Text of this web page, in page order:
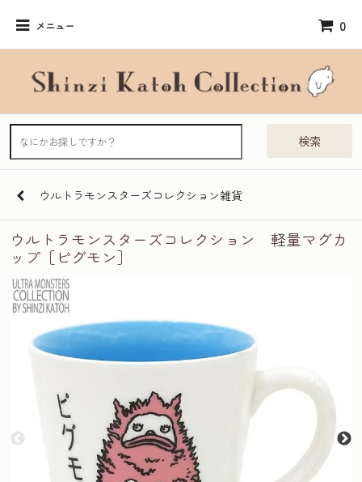
メニュー 0
検索
ウルトラモンスターズコレクション雑貨
ウルトラモンスターズコレクション 軽量マグカ
ップ［ピグモン］